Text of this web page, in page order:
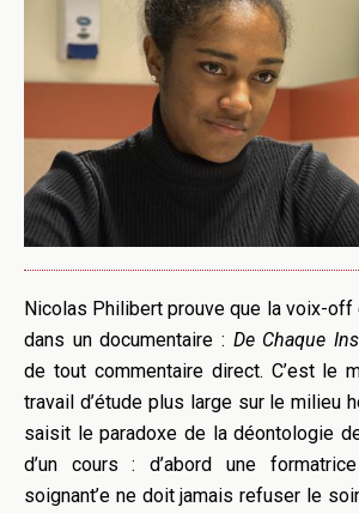
Nicolas Philibert prouve que la voix-
dans un documentaire : De Chaque
de tout commentaire direct. C’est le
travail d’étude plus large sur le milieu
saisit le paradoxe de la déontologie
d’un cours : d’abord une formatrice
soignant’e ne doit jamais refuser le